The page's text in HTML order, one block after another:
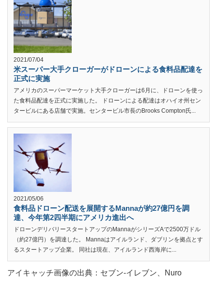
2021/07/04
米スーパー大手クローガーがドローンによる食料品配達を
正式に実施
アメリカのスーパーマーケット大手クローガーは6月に、ドローンを使っ
た食料品配達を正式に実施した。 ドローンによる配達はオハイオ州セン
タービルにある店舗で実施。センタービル市長のBrooks Compton氏...
2021/05/06
食料品ドローン配送を展開するMannaが約27億円を調
達、今年第2四半期にアメリカ進出へ
ドローンデリバリースタートアップのMannaがシリーズAで2500万ドル
（約27億円）を調達した。 Mannaはアイルランド、ダブリンを拠点とす
るスタートアップ企業。 同社は現在、アイルランド西海岸に...
アイキャッチ画像の出典：セブン-イレブン、Nuro